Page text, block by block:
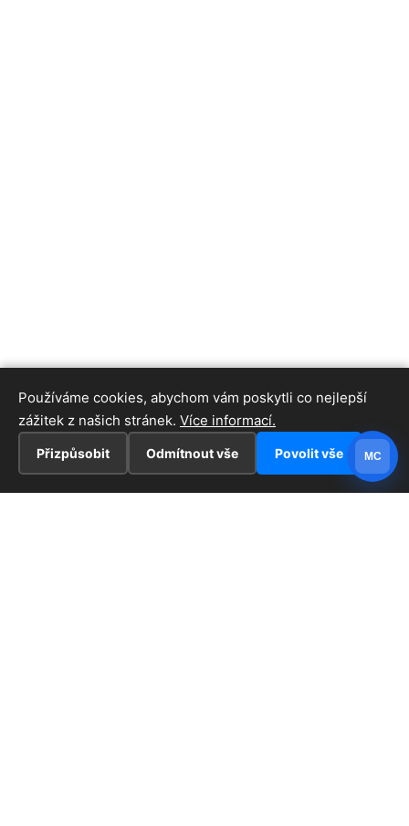
Používáme cookies, abychom vám poskytli co nejlepší
zážitek z našich stránek. Více informací.
Přizpůsobit Odmítnout vše Povolit vše MC